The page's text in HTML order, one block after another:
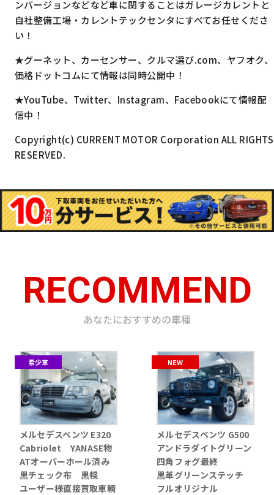
ンバージョンなどなど車に関することはガレージカレントと
自社整備工場・カレントテックセンタにすべてお任せくださ
い！
★グーネット、カーセンサー、クルマ選び.com、ヤフオク、
価格ドットコムにて情報は同時公開中！
★YouTube、Twitter、Instagram、Facebookにて情報配
信中！
Copyright(c) CURRENT MOTOR Corporation ALL RIGHTS
RESERVED.
RECOMMEND
あなたにおすすめの車種
希少車
メルセデスベンツ E320
Cabriolet YANASE物
ATオーバーホール済み
黒チェック布 黒幌
ユーザー様直接買取車輌
NEW
メルセデスベンツ G500
アンドラダイトグリーン
四角フォグ最終
黒革グリーンステッチ
フルオリジナル